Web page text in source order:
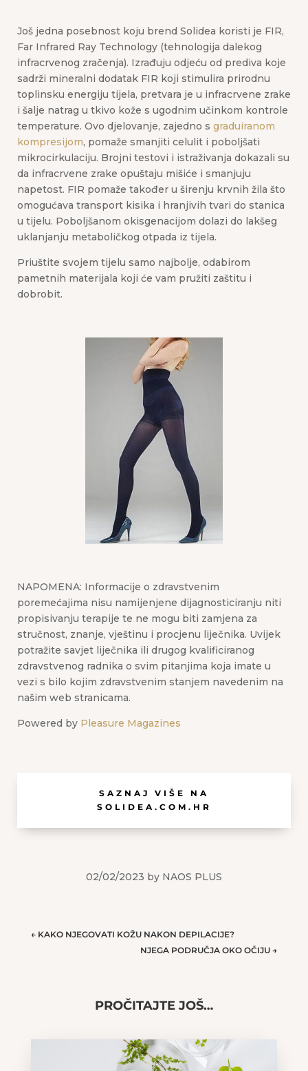
Još jedna posebnost koju brend Solidea koristi je FIR,
Far Infrared Ray Technology (tehnologija dalekog
infracrvenog zračenja). Izrađuju odjeću od prediva koje
sadrži mineralni dodatak FIR koji stimulira prirodnu
toplinsku energiju tijela, pretvara je u infracrvene zrake
i šalje natrag u tkivo kože s ugodnim učinkom kontrole
temperature. Ovo djelovanje, zajedno s graduiranom
kompresijom, pomaže smanjiti celulit i poboljšati
mikrocirkulaciju. Brojni testovi i istraživanja dokazali su
da infracrvene zrake opuštaju mišiće i smanjuju
napetost. FIR pomaže također u širenju krvnih žila što
omogućava transport kisika i hranjivih tvari do stanica
u tijelu. Poboljšanom okisgenacijom dolazi do lakšeg
uklanjanju metaboličkog otpada iz tijela.
Priuštite svojem tijelu samo najbolje, odabirom
pametnih materijala koji će vam pružiti zaštitu i
dobrobit.
NAPOMENA: Informacije o zdravstvenim
poremećajima nisu namijenjene dijagnosticiranju niti
propisivanju terapije te ne mogu biti zamjena za
stručnost, znanje, vještinu i procjenu liječnika. Uvijek
potražite savjet liječnika ili drugog kvalificiranog
zdravstvenog radnika o svim pitanjima koja imate u
vezi s bilo kojim zdravstvenim stanjem navedenim na
našim web stranicama.
Powered by Pleasure Magazines
SAZNAJ VIŠE NA
SOLIDEA.COM.HR
02/02/2023 by NAOS PLUS
← KAKO NJEGOVATI KOŽU NAKON DEPILACIJE?
NJEGA PODRUČJA OKO OČIJU →
PROČITAJTE JOŠ…